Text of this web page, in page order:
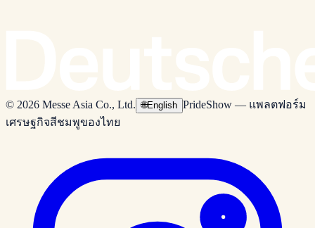
© 2026 Messe Asia Co., Ltd. 🌐English PrideShow — แพลตฟอร์ม
เศรษฐกิจสีชมพูของไทย